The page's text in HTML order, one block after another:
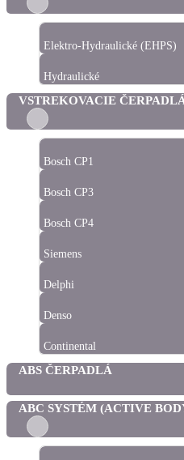
Elektro-Hydraulické (EHPS)
Hydraulické
VSTREKOVACIE
Bosch CP1
Bosch CP3
Bosch CP4
Siemens
Delphi
Denso
Continental
ABS ČERPADLÁ
ABC SYSTÉM (ACTIVE